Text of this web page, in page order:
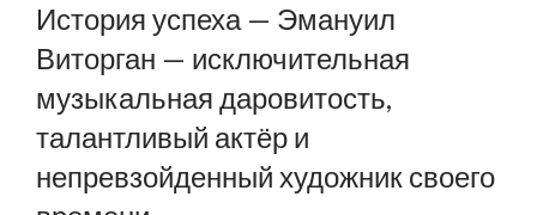
История успеха — Эмануил
Виторган — исключительная
музыкальная даровитость,
талантливый актёр и
непревзойденный художник своего